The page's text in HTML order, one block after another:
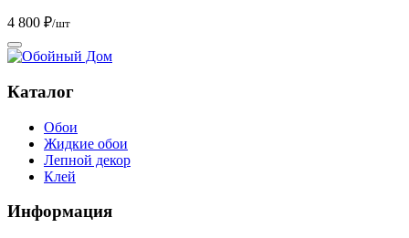
4 800 ₽/шт
Каталог
Обои
Жидкие обои
Лепной декор
Клей
Информация